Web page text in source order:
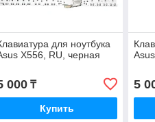
для ноутбука
X556, RU, черная
000₸
Купить
5